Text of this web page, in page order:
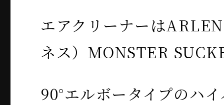
エアクリーナーは
ネス）MONSTER
90°エルボータイプのハ